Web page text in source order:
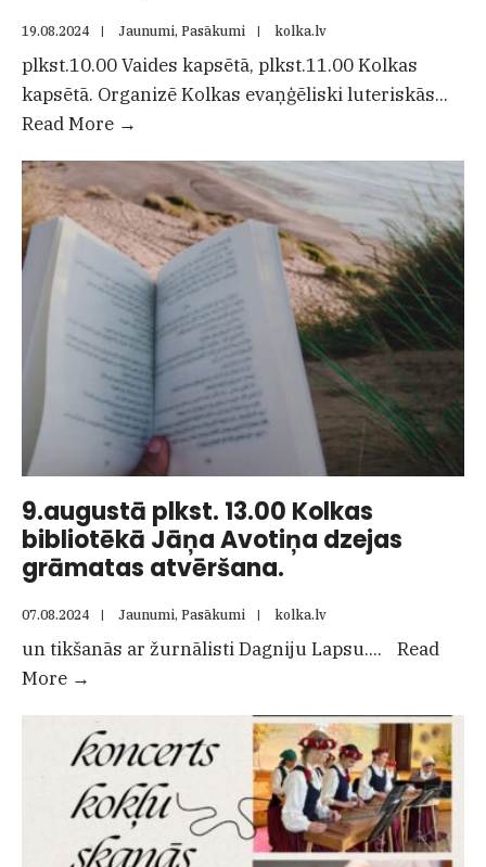
19.08.2024 | Jaunumi, Pasākumi | kolka.lv
plkst.10.00 Vaides kapsētā, plkst.11.00 Kolkas
kapsētā. Organizē Kolkas evaņģēliski luteriskās...
Read More →
svētki
Kolkas
un
Vaides
kapos
9.augustā plkst. 13.00 Kolkas
bibliotēkā Jāņa Avotiņa dzejas
grāmatas atvēršana.
07.08.2024 | Jaunumi, Pasākumi | kolka.lv
un tikšanās ar žurnālisti Dagniju Lapsu....
Read
More →
13.00
Kolkas
bibliotēkā
Jāņa
Avotiņa